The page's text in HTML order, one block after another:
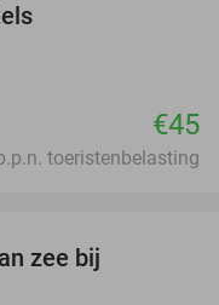
€45
toeristenbelasting
zee bij